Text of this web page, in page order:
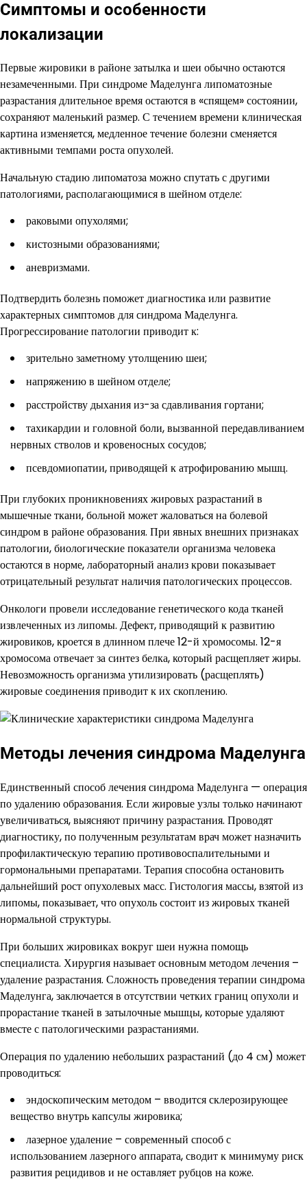
Симптомы и особенности
локализации
Первые жировики в районе затылка и шеи обычно остаются
незамеченными. При синдроме Маделунга липоматозные
разрастания длительное время остаются в «спящем» состоянии,
сохраняют маленький размер. С течением времени клиническая
картина изменяется, медленное течение болезни сменяется
активными темпами роста опухолей.
Начальную стадию липоматоза можно спутать с другими
патологиями, располагающимися в шейном отделе:
раковыми опухолями;
кистозными образованиями;
аневризмами.
Подтвердить болезнь поможет диагностика или развитие
характерных симптомов для синдрома Маделунга.
Прогрессирование патологии приводит к:
зрительно заметному утолщению шеи;
напряжению в шейном отделе;
расстройству дыхания из-за сдавливания гортани;
тахикардии и головной боли, вызванной передавливанием
нервных стволов и кровеносных сосудов;
псевдомиопатии, приводящей к атрофированию мышц.
При глубоких проникновениях жировых разрастаний в
мышечные ткани, больной может жаловаться на болевой
синдром в районе образования. При явных внешних признаках
патологии, биологические показатели организма человека
остаются в норме, лабораторный анализ крови показывает
отрицательный результат наличия патологических процессов.
Онкологи провели исследование генетического кода тканей
извлеченных из липомы. Дефект, приводящий к развитию
жировиков, кроется в длинном плече 12-й хромосомы. 12-я
хромосома отвечает за синтез белка, который расщепляет жиры.
Невозможность организма утилизировать (расщеплять)
жировые соединения приводит к их скоплению.
Методы лечения синдрома Маделунга
Единственный способ лечения синдрома Маделунга — операция
по удалению образования. Если жировые узлы только начинают
увеличиваться, выясняют причину разрастания. Проводят
диагностику, по полученным результатам врач может назначить
профилактическую терапию противовоспалительными и
гормональными препаратами. Терапия способна остановить
дальнейший рост опухолевых масс. Гистология массы, взятой из
липомы, показывает, что опухоль состоит из жировых тканей
нормальной структуры.
При больших жировиках вокруг шеи нужна помощь
специалиста. Хирургия называет основным методом лечения –
удаление разрастания. Сложность проведения терапии синдрома
Маделунга, заключается в отсутствии четких границ опухоли и
прорастание тканей в затылочные мышцы, которые удаляют
вместе с патологическими разрастаниями.
Операция по удалению небольших разрастаний (до 4 см) может
проводиться:
эндоскопическим методом – вводится склерозирующее
вещество внутрь капсулы жировика;
лазерное удаление – современный способ с
использованием лазерного аппарата, сводит к минимуму риск
развития рецидивов и не оставляет рубцов на коже.